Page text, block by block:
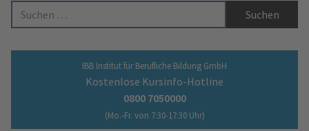
Suche nach:
IBB Institut für Berufliche Bildung GmbH
Kostenlose Kursinfo-Hotline
0800 7050000
(Mo.-Fr. von 7:30-17:30 Uhr)